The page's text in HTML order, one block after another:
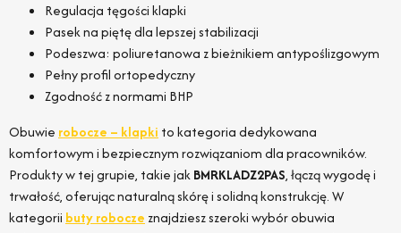
Regulacja tęgości klapki
Pasek na piętę dla lepszej stabilizacji
Podeszwa: poliuretanowa z bieżnikiem antypoślizgowym
Pełny profil ortopedyczny
Zgodność z normami BHP
Obuwie robocze – klapki to kategoria dedykowana
komfortowym i bezpiecznym rozwiązaniom dla pracowników.
Produkty w tej grupie, takie jakBMRKLADZ2PAS, łączą wygodę i
trwałość, oferując naturalną skórę i solidną konstrukcję. W
kategorii buty robocze znajdziesz szeroki wybór obuwia